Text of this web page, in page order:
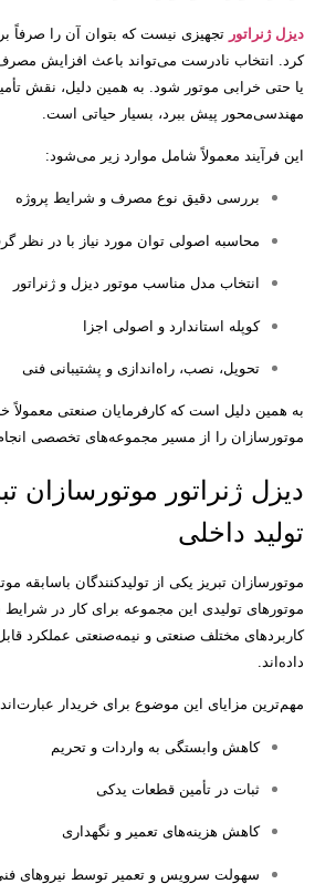
دیزل ژنراتور تجهیزی نیست که بتوان آن را صرفاً
کرد
انتخاب نادرست می‌تواند باعث افزایش
یا حتی خرابی موتور شود
به همین دلیل، نقش
مهندسی‌محور پیش ببرد، بسیار حیاتی است
این فرآیند معمولاً شامل موارد زیر می‌شود:
بررسی دقیق نوع مصرف و شرایط پروژه
محاسبه اصولی توان مورد نیاز با در نظر
انتخاب مدل مناسب موتور دیزل و ژنراتور
کوپله استاندارد و اصولی اجزا
تحویل، نصب، راه‌اندازی و پشتیبانی فنی
به همین دلیل است که کارفرمایان صنعتی معمولاً
موتورسازان را از مسیر مجموعه‌های تخصصی
دیزل ژنراتور موتورسازان
تولید داخلی
موتورسازان تبریز یکی از تولیدکنندگان باسابقه
موتورهای تولیدی این مجموعه برای کار در
کاربردهای مختلف صنعتی و نیمه‌صنعتی عملکرد
داده‌اند
مهم‌ترین مزایای این موضوع برای خریدار عبارت‌اند
کاهش وابستگی به واردات و تحریم
ثبات در تأمین قطعات یدکی
کاهش هزینه‌های تعمیر و نگهداری
سهولت سرویس و تعمیر توسط نیروهای